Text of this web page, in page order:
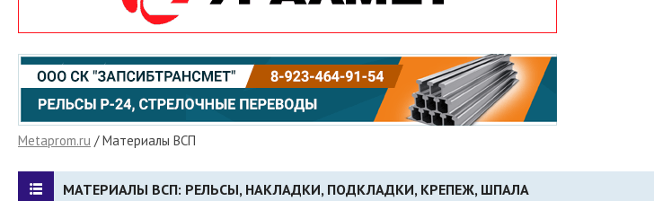
Metaprom.ru / Материалы ВСП
МАТЕРИАЛЫ ВСП: РЕЛЬСЫ, НАКЛАДКИ, ПОДКЛАДКИ, КРЕПЕЖ, ШПАЛА